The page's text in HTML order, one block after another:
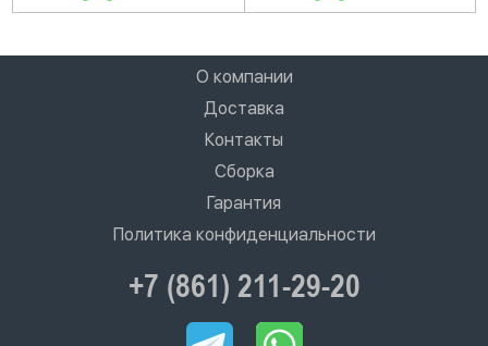
О компании
Доставка
Контакты
Сборка
Гарантия
Политика конфиденциальности
+7 (861) 211-29-20